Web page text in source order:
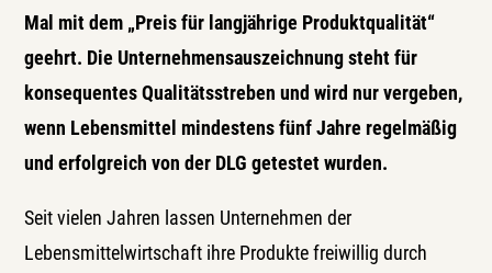
Mal mit dem „Preis für langjährige Produktqualität“
geehrt. Die Unternehmensauszeichnung steht für
konsequentes Qualitätsstreben und wird nur vergeben,
wenn Lebensmittel mindestens fünf Jahre regelmäßig
und erfolgreich von der DLG getestet wurden.
Seit vielen Jahren lassen Unternehmen der
Lebensmittelwirtschaft ihre Produkte freiwillig durch